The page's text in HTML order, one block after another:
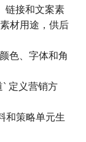
链接和文案素
材用途，供后
色、字体和角
` 定义营销方
和策略单元生